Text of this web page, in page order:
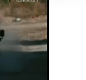
253
muhtarlara nezaket